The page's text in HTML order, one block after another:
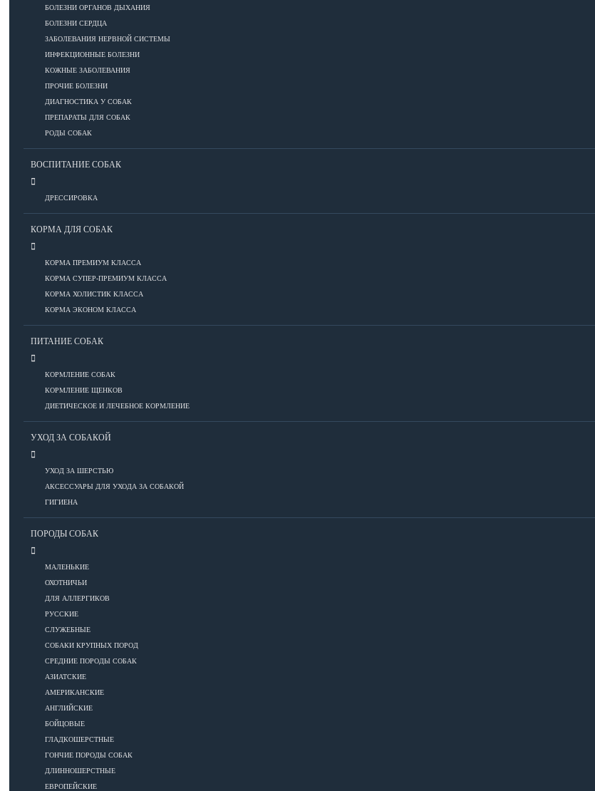
БОЛЕЗНИ ОРГАНОВ ДЫХАНИЯ
БОЛЕЗНИ СЕРДЦА
ЗАБОЛЕВАНИЯ НЕРВНОЙ СИСТЕМЫ
ИНФЕКЦИОННЫЕ БОЛЕЗНИ
КОЖНЫЕ ЗАБОЛЕВАНИЯ
ПРОЧИЕ БОЛЕЗНИ
ДИАГНОСТИКА У СОБАК
ПРЕПАРАТЫ ДЛЯ СОБАК
РОДЫ СОБАК
ВОСПИТАНИЕ СОБАК
ДРЕССИРОВКА
КОРМА ДЛЯ СОБАК
КОРМА ПРЕМИУМ КЛАССА
КОРМА СУПЕР-ПРЕМИУМ КЛАССА
КОРМА ХОЛИСТИК КЛАССА
КОРМА ЭКОНОМ КЛАССА
ПИТАНИЕ СОБАК
КОРМЛЕНИЕ СОБАК
КОРМЛЕНИЕ ЩЕНКОВ
ДИЕТИЧЕСКОЕ И ЛЕЧЕБНОЕ КОРМЛЕНИЕ
УХОД ЗА СОБАКОЙ
УХОД ЗА ШЕРСТЬЮ
АКСЕССУАРЫ ДЛЯ УХОДА ЗА СОБАКОЙ
ГИГИЕНА
ПОРОДЫ СОБАК
МАЛЕНЬКИЕ
ОХОТНИЧЬИ
ДЛЯ АЛЛЕРГИКОВ
РУССКИЕ
СЛУЖЕБНЫЕ
СОБАКИ КРУПНЫХ ПОРОД
СРЕДНИЕ ПОРОДЫ СОБАК
АЗИАТСКИЕ
АМЕРИКАНСКИЕ
АНГЛИЙСКИЕ
БОЙЦОВЫЕ
ГЛАДКОШЕРСТНЫЕ
ГОНЧИЕ ПОРОДЫ СОБАК
ДЛИННОШЕРСТНЫЕ
ЕВРОПЕЙСКИЕ
ПОРОДЫ
Бобтейлы
Европейские
Короткошерстные
Для аллергиков
Лысые
Русские
Длинношерстные
Рейтинги пород
ВСЕ О СОБАКАХ
ЗДОРОВЬЕ
Болезни глаз
Болезни ЖКТ
Болезни мочеполовой системы
Болезни ОДА
Болезни органов дыхания
Болезни сердца
Заболевания нервной системы
Инфекционные болезни
Кожные заболевания
Диагностика
ВОСПИТАНИЕ
КОРМА
Корма супер-премиум класса